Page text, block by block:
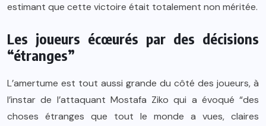
estimant que cette victoire était totalement non méritée.
Les joueurs écœurés par des décisions
“étranges”
L’amertume est tout aussi grande du côté des joueurs, à
l’instar de l’attaquant Mostafa Ziko qui a évoqué “des
choses étranges que tout le monde a vues, claires